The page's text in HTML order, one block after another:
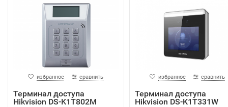
избранное сравнить
Терминал доступа
Hikvision DS-K1T802M
избранное сравнить
Терминал доступа
Hikvision DS-K1T331W